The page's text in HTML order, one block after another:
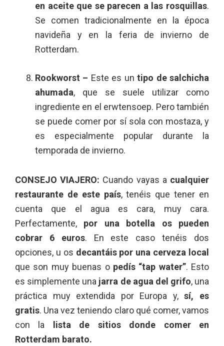
en aceite que se parecen a las rosquillas.
Se comen tradicionalmente en la época
navideña y en la feria de invierno de
Rotterdam.
Rookworst – Este es un tipo de salchicha
ahumada, que se suele utilizar como
ingrediente en el erwtensoep. Pero también
se puede comer por sí sola con mostaza, y
es especialmente popular durante la
temporada de invierno.
CONSEJO VIAJERO: Cuando vayas a cualquier
restaurante de este país, tenéis que tener en
cuenta que el agua es cara, muy cara.
Perfectamente, por una botella os pueden
cobrar 6 euros. En este caso tenéis dos
opciones, u os decantáis por una cerveza local
que son muy buenas opedís “tap water”. Esto
es simplemente una jarra de agua del grifo, una
práctica muy extendida por Europa y,sí, es
gratis. Una vez teniendo claro qué comer, vamos
con la lista de sitios donde comer en
Rotterdam barato.